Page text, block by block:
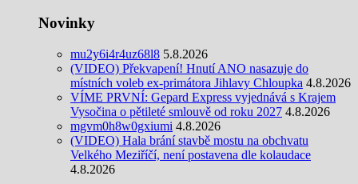
Novinky
mu2y6i4r4uz68l8 5.8.2026
(VIDEO) Překvapení! Hnutí ANO nasazuje do
místních voleb ex-primátora Jihlavy Chloupka 4.8.2026
VÍME PRVNÍ: Gepard Express vyjednává s Krajem
Vysočina o pětileté smlouvě od roku 2027 4.8.2026
mgvm0h8w0gxiumi 4.8.2026
(VIDEO) Hala brání stavbě mostu na obchvatu
Velkého Meziříčí, není postavena dle kolaudace
4.8.2026